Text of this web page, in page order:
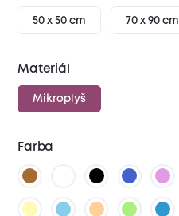
50 x 50 cm 70 x 90 cm
Materiál
Mikroplyš
Farba